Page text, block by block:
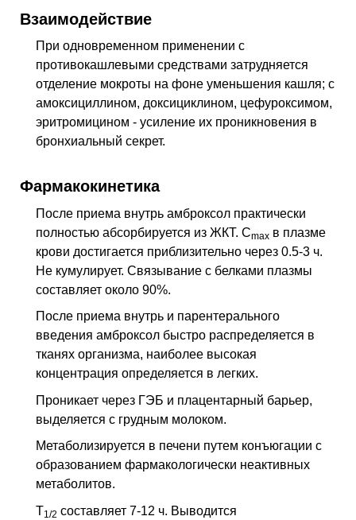
Взаимодействие
При одновременном применении с
противокашлевыми средствами затрудняется
отделение мокроты на фоне уменьшения кашля; с
амоксициллином, доксициклином, цефуроксимом,
эритромицином - усиление их проникновения в
бронхиальный секрет.
Фармакокинетика
После приема внутрь амброксол практически
полностью абсорбируется из ЖКТ. Cmax в плазме
крови достигается приблизительно через 0.5-3 ч.
Не кумулирует. Связывание с белками плазмы
составляет около 90%.
После приема внутрь и парентерального
введения амброксол быстро распределяется в
тканях организма, наиболее высокая
концентрация определяется в легких.
Проникает через ГЭБ и плацентарный барьер,
выделяется с грудным молоком.
Метаболизируется в печени путем конъюгации с
образованием фармакологически неактивных
метаболитов.
T1/2 составляет 7-12 ч. Выводится